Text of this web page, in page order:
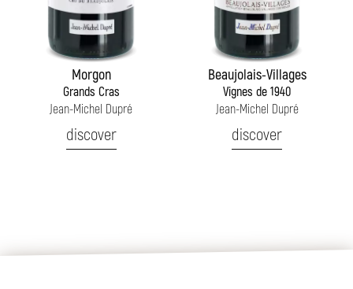
Morgon
Grands Cras
Jean-Michel Dupré
discover
Beaujolais-Villages
Vignes de 1940
Jean-Michel Dupré
discover